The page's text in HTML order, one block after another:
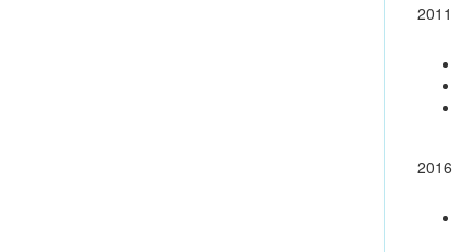
2011
2016